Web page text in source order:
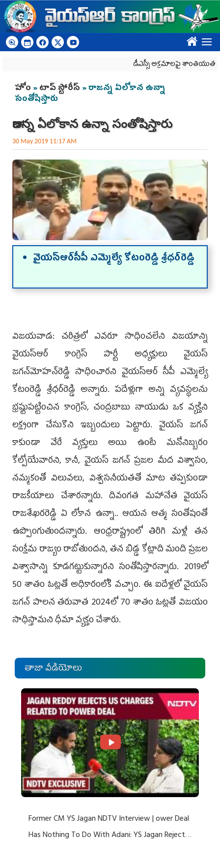
Skip to main content
????
డీఎస్సీ అక్రమాలపై శాంతియుత ధర్నాపై
You are here
హోం»టాప్ స్టోరీస్ » రాజన్న ఏలోకాన ఉన్నా
సంతోషిస్తారు
రాజన్న ఏలోకాన ఉన్నా సంతోషిస్తారు
30 May 2019 11:17 AM
వైయస్‌ఆర్‌సీపీ ఎమ్మెల్యే కోటంరెడ్డి శ్రీధర్‌రెడ్డి
విజయవాడ: చరిత్రలో ఎవరూ సాధించలేని విజయాన్ని
వైయస్‌ఆర్‌ కాంగ్రెస్‌ పార్టీ అధ్యక్షులు వైయస్‌
జగన్‌మోహన్‌రెడ్డి సాధించారని వైయస్‌ఆర్‌ సీపీ ఎమ్మెల్యే
కోటంరెడ్డి శ్రీధర్‌రెడ్డి అన్నారు. పదేళ్లుగా అన్ని వ్యవస్థలను
భ్రష్టుపట్టించిన కాంగ్రెస్, చంద్రబాబు నాయుడు ఒక వ్యక్తిని
లక్ష్యంగా చేసుకొని ఇబ్బందులు పెట్టారు. వైయస్‌ జగన్‌
కాకుండా వేరే వ్యక్తులు అయి ఉంటే మనోనిబ్బరం
కోల్పోయేవారని, కానీ, వైయస్‌ జగన్‌ ప్రజల మీద విశ్వాసం,
నమ్మకంతో విలువలు, విశ్వసనీయతతో మాట తప్పకుండా
రాజకీయాలు చేశారన్నారు. దివంగత మహానేత వైయస్‌
రాజశేఖరరెడ్డి ఏ లోకాన ఉన్నా.. ఆయన ఆత్మ సంతోషంతో
ఉప్పొంగుతుందన్నారు. ఆంధ్రరాష్ట్రంలో తిరిగి మళ్లీ తన
సంక్షేమ రాజ్యం రాబోతుందని, తన బిడ్డ కోట్లాది మంది ప్రజల
విశ్వాసాన్ని కూడగట్టుకున్నారని సంతోషిస్తారన్నారు. 2019లో
50 శాతం ఓట్లతో అధికారంలోకి వచ్చాం. ఈ ఐదేళ్లలో వైయస్‌
జగన్‌ పాలన తరువాత 2024లో 70 శాతం ఓట్లతో విజయం
సాధిస్తామని ధీమా వ్యక్తం చేశారు.
తాజా వీడియోలు
Former CM YS Jagan NDTV Interview | ower Deal
Has Nothing To Do With Adani: YS Jagan Rejects